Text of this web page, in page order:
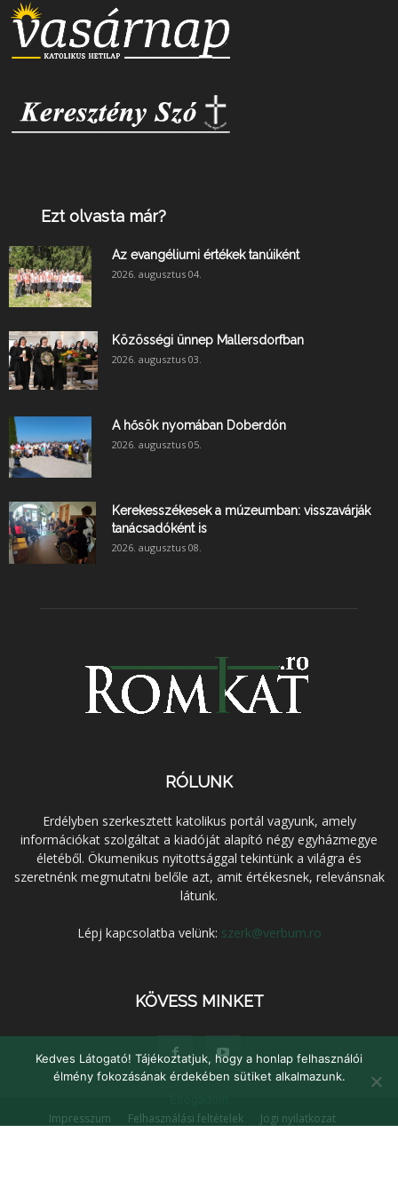
Ezt olvasta már?
Az evangéliumi értékek tanúiként
2026. augusztus 04.
Közösségi ünnep Mallersdorfban
2026. augusztus 03.
A hősök nyomában Doberdón
2026. augusztus 05.
Kerekesszékesek a múzeumban: visszavárják
tanácsadóként is
2026. augusztus 08.
RÓLUNK
Erdélyben szerkesztett katolikus portál vagyunk, amely
információkat szolgáltat a kiadóját alapító négy egyházmegye
életéből. Ökumenikus nyitottsággal tekintünk a világra és
szeretnénk megmutatni belőle azt, amit értékesnek, relevánsnak
látunk.
Lépj kapcsolatba velünk: szerk@verbum.ro
KÖVESS MINKET
Impresszum Felhasználási feltételek
Jogi nyilatkozat
Kedves Látogató! Tájékoztatjuk, hogy a honlap felhasználói
élmény fokozásának érdekében sütiket alkalmazunk.